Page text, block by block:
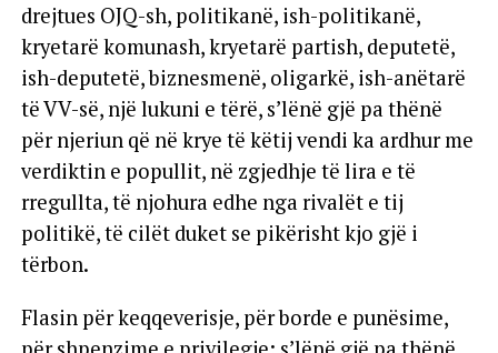
drejtues OJQ-sh, politikanë, ish-politikanë,
kryetarë komunash, kryetarë partish, deputetë,
ish-deputetë, biznesmenë, oligarkë, ish-anëtarë
të VV-së, një lukuni e tërë, s’lënë gjë pa thënë
për njeriun që në krye të këtij vendi ka ardhur me
verdiktin e popullit, në zgjedhje të lira e të
rregullta, të njohura edhe nga rivalët e tij
politikë, të cilët duket se pikërisht kjo gjë i
tërbon.
Flasin për keqqeverisje, për borde e punësime,